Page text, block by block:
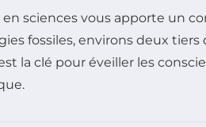
sciences vous apporte un
fossiles, environs deux
la clé pour éveiller les